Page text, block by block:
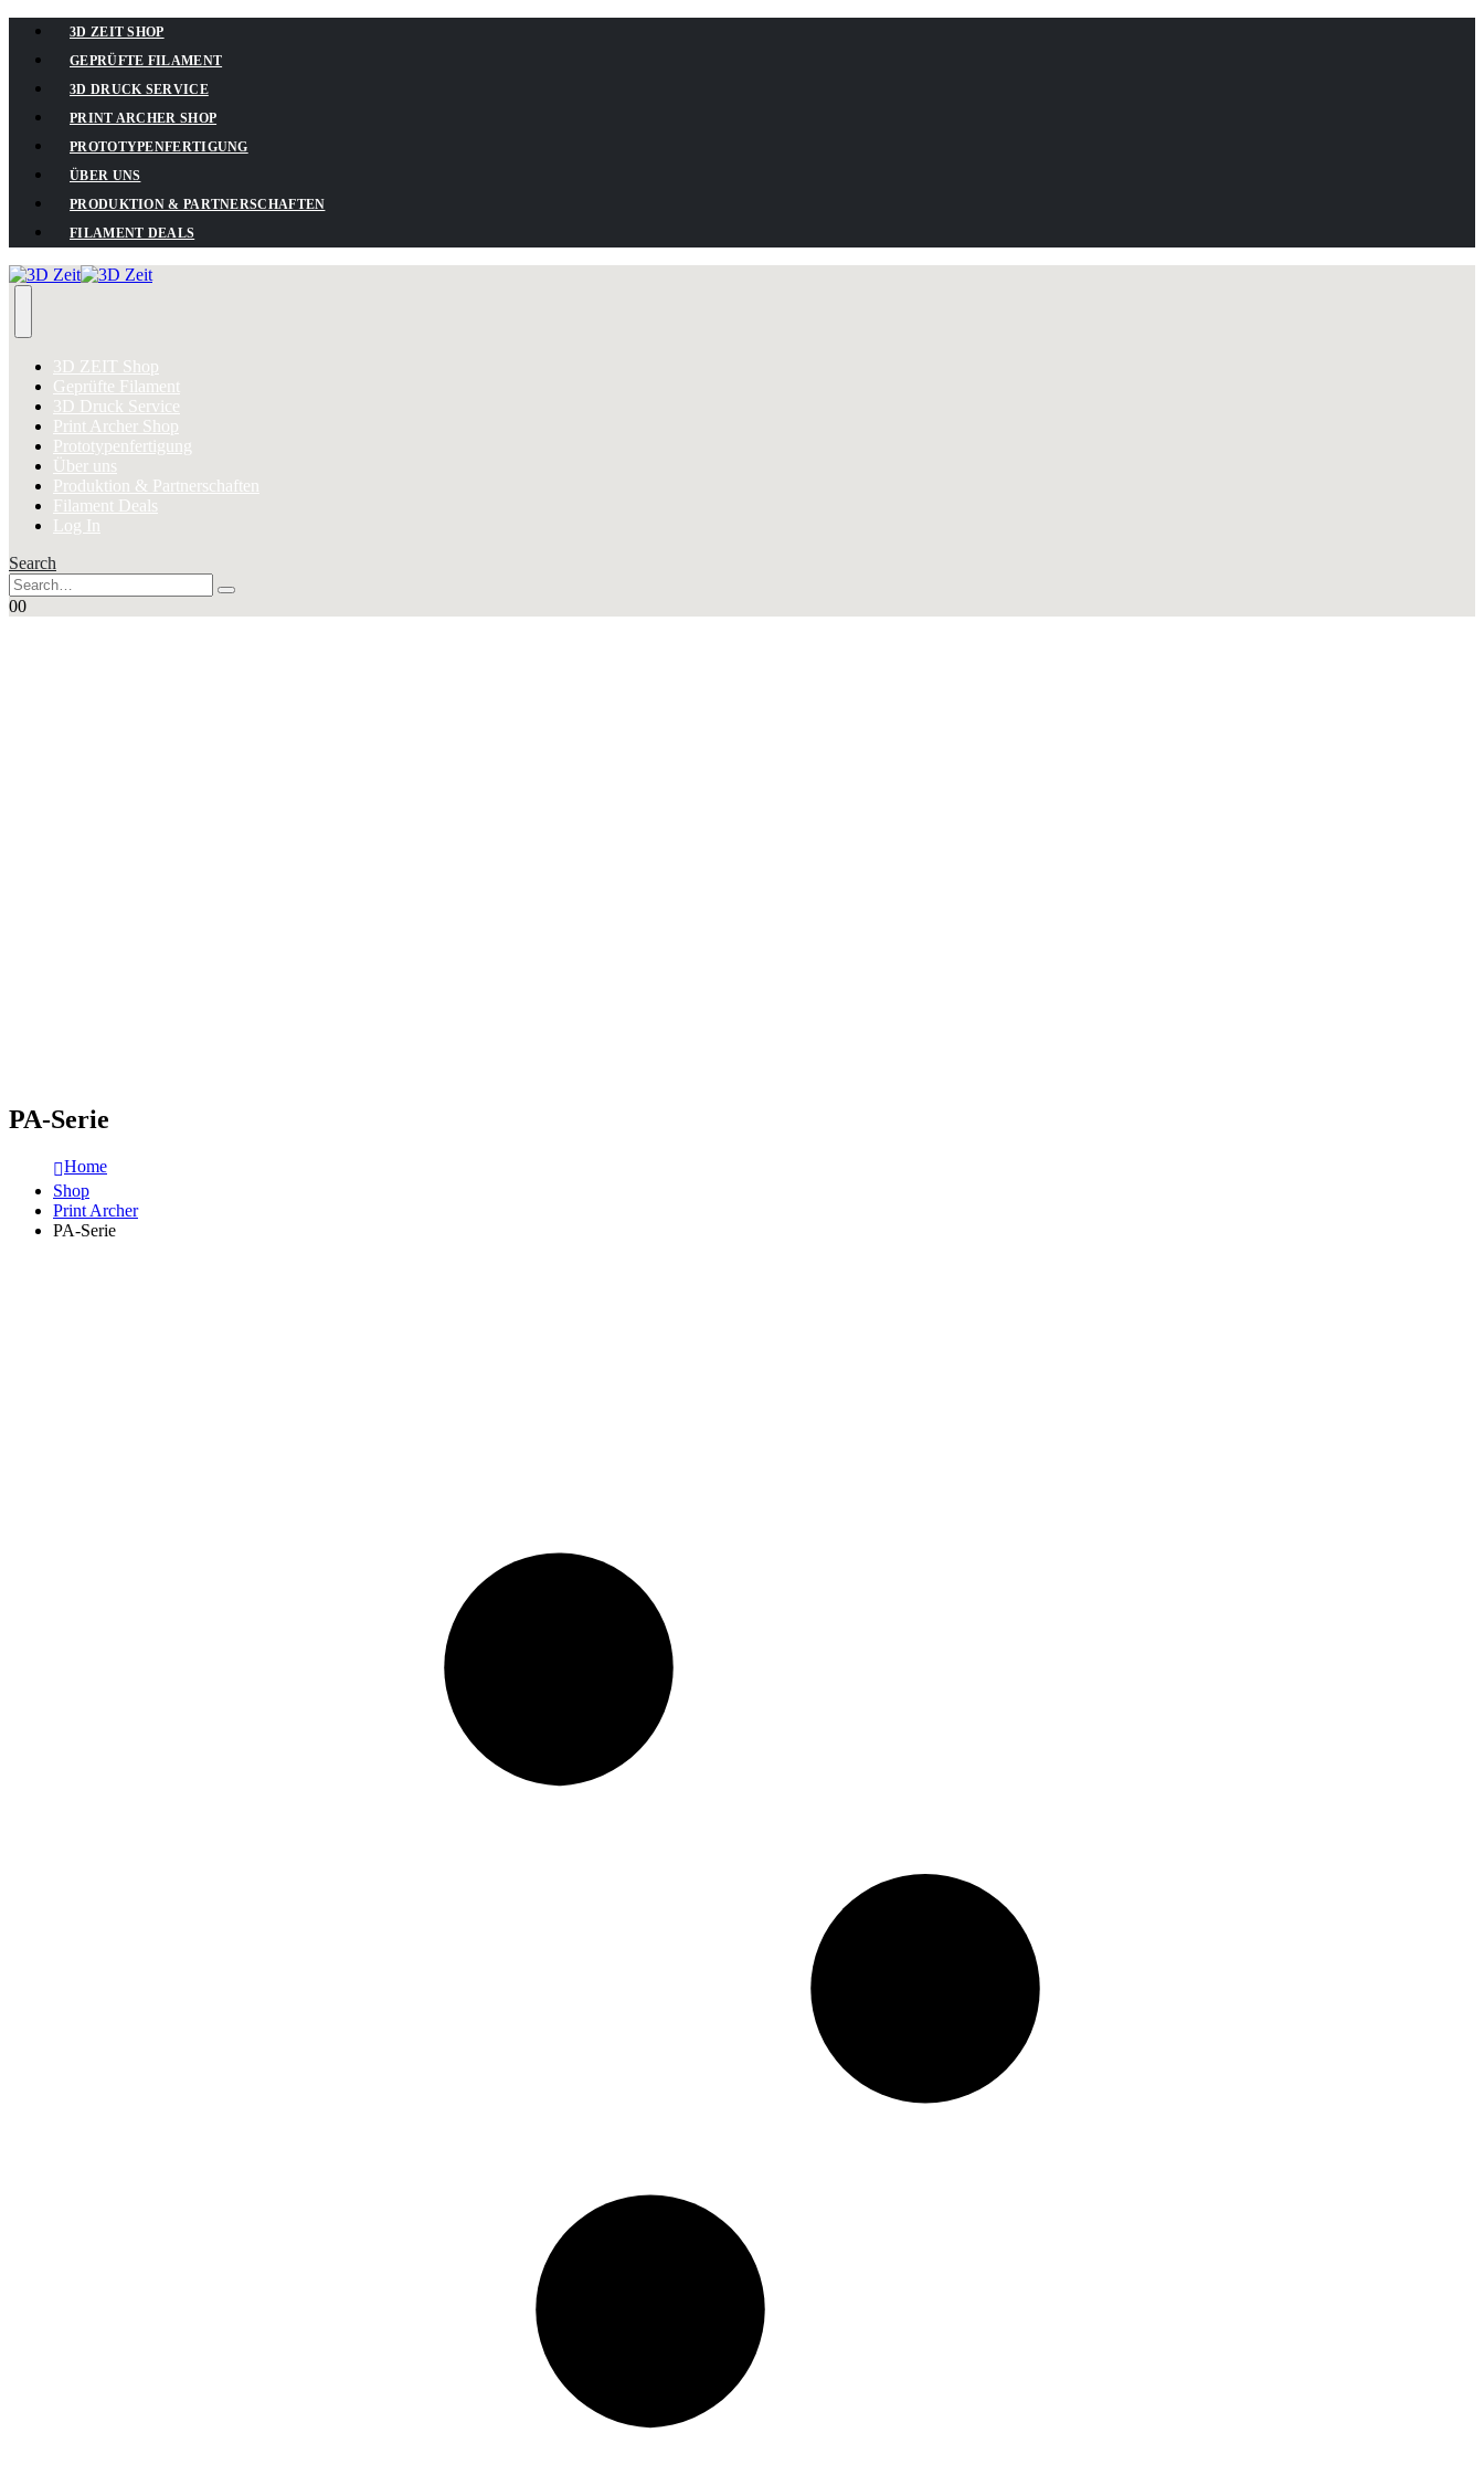
3D ZEIT SHOP
GEPRÜFTE FILAMENT
3D DRUCK SERVICE
PRINT ARCHER SHOP
PROTOTYPENFERTIGUNG
ÜBER UNS
PRODUKTION & PARTNERSCHAFTEN
FILAMENT DEALS
3D ZEIT Shop
Geprüfte Filament
3D Druck Service
Print Archer Shop
Prototypenfertigung
Über uns
Produktion & Partnerschaften
Filament Deals
Log In
Search
00
PA-Serie
Home
Shop
Print Archer
PA-Serie